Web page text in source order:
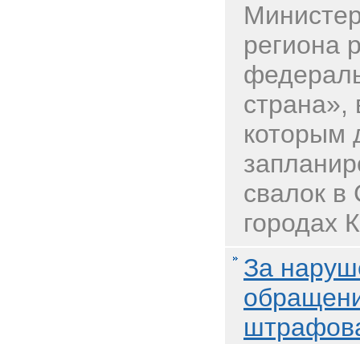
региона
страна»,
которым
свалок в
городах
За